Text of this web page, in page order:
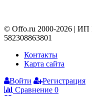
© Offo.ru 2000-2026 |
582308863801
Контакты
Карта сайта
Войти
Регистрация
Сравнение 0